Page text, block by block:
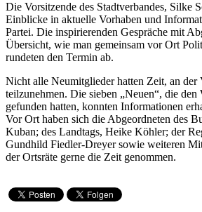
Die Vorsitzende des Stadtverbandes, Silke
Einblicke in aktuelle Vorhaben und
Partei. Die inspirierenden Gespräche mit
Übersicht, wie man gemeinsam vor Ort
rundeten den Termin ab.
Nicht alle Neumitglieder hatten Zeit, an der
teilzunehmen. Die sieben „Neuen“, die
gefunden hatten, konnten Informationen
Vor Ort haben sich die Abgeordneten des
Kuban; des Landtags, Heike Köhler; der
Gundhild Fiedler-Dreyer sowie weiteren
der Ortsräte gerne die Zeit genommen.